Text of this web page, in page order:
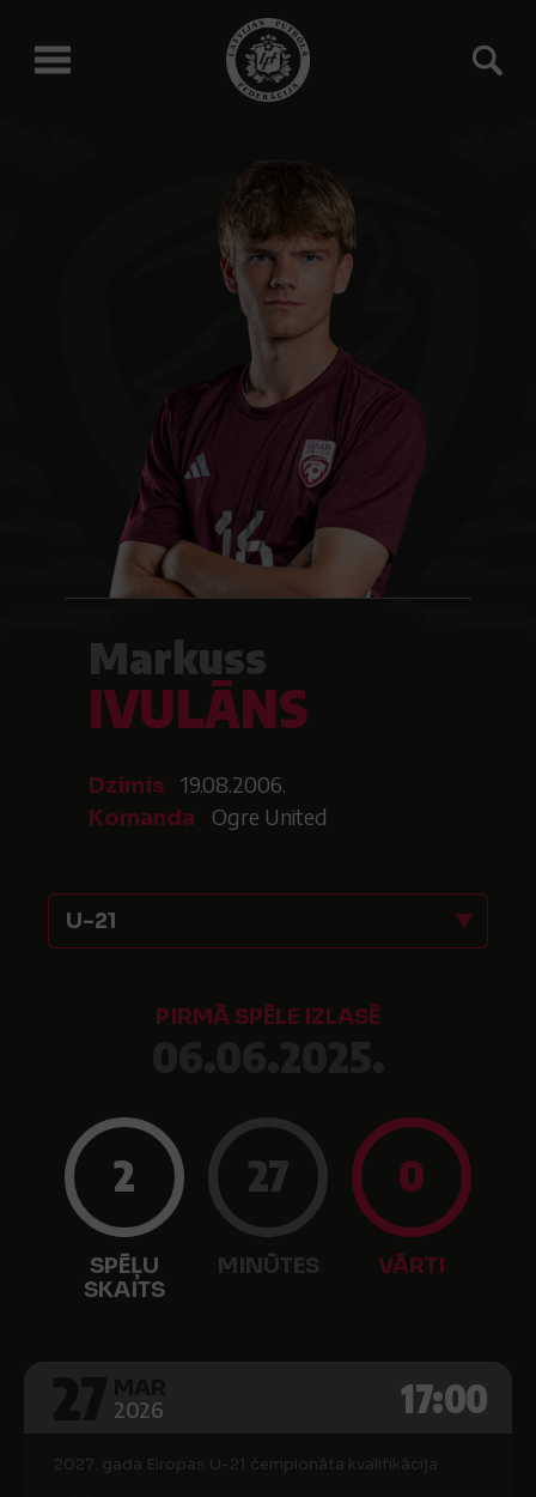
Markuss
IVULĀNS
Dzimis 19.08.2006.
Komanda Ogre United
U-21
PIRMĀ SPĒLE IZLASĒ
2
SPĒĻU
SKAITS
27
MINŪTES
0
VĀRTI
2026 17:00
2027. gada Eiropas U-21 čempionāta kvalifikācija